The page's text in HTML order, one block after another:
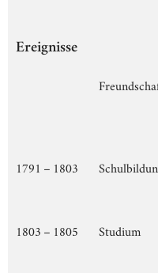
Ereignisse
1791 – 1803
1803 – 1805 Studium